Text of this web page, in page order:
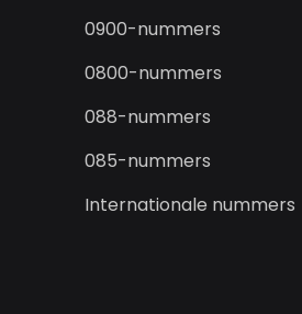
0900-nummers
0800-nummers
088-nummers
085-nummers
Internationale nummers